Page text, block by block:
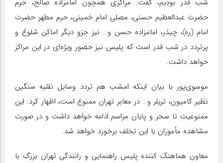
شب قدر بودیم، گفت: مراکزی همچون امامزاده صالح، حرم
حضرت عبدالعظیم حسنی، مصلی امام خمینی، حرم مطهر حضرت
امام (ره)، چیذر، امامزاده حسن و… نیز جزو دیگر اماکن شلوغ و
پرتردد در شب قدر است که پلیس نیز حضور ویژه‌ای در این مراکز
خواهد داشت.
موسوی‌پور با بیان اینکه امشب هم تردد وسایل نقلیه سنگین
نظیر کامیون، تریلر و… در معابر تهران ممنوع است، اظهار کرد: این
ممنوعیت تا سحر و پایان مراسم ادامه خواهد داشت و در صورت
مشاهده مأموران با این تخلف برخورد خواهد شد.
معاون هماهنگ کننده پلیس راهنمایی و رانندگی تهران بزرگ با